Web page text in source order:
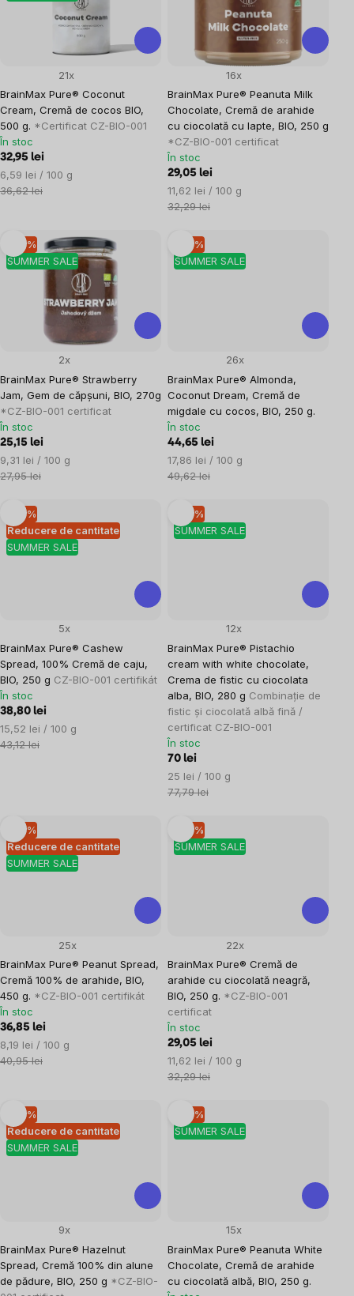
BrainMax Pure® Coconut
Cream, Cremă de cocos BIO,
500 g. *Certificat CZ-BIO-001
21x
În stoc
32,95 lei
Evaluare
preţ:
6,59 lei / 100 g
36,62 lei
BrainMax Pure® Peanuta Milk
Chocolate, Cremă de arahide
cu ciocolată cu lapte, BIO, 250 g
*CZ-BIO-001 certificat
16x
În stoc
29,05 lei
Evaluare
preţ:
11,62 lei / 100 g
32,29 lei
SUMMER SALE
–10 %
BrainMax Pure® Strawberry
Jam, Gem de căpșuni, BIO, 270g
*CZ-BIO-001 certificat
2x
În stoc
25,15 lei
Evaluare
preţ:
9,31 lei / 100 g
27,95 lei
SUMMER SALE
–10 %
BrainMax Pure® Almonda,
Coconut Dream, Cremă de
migdale cu cocos, BIO, 250 g.
26x
În stoc
44,65 lei
Evaluare
preţ:
17,86 lei / 100 g
49,62 lei
Reducere de cantitate
SUMMER SALE
–10 %
BrainMax Pure® Cashew
Spread, 100% Cremă de caju,
BIO, 250 g CZ-BIO-001 certifikát
5x
În stoc
38,80 lei
Evaluare
preţ:
15,52 lei / 100 g
43,12 lei
SUMMER SALE
–10 %
BrainMax Pure® Pistachio
cream with white chocolate,
Crema de fistic cu ciocolata
alba, BIO, 280 g Combinație de
fistic și ciocolată albă fină /
certificat CZ-BIO-001
12x
În stoc
70 lei
Evaluare
preţ:
25 lei / 100 g
77,79 lei
Reducere de cantitate
SUMMER SALE
–10 %
BrainMax Pure® Peanut Spread,
Cremă 100% de arahide, BIO,
450 g. *CZ-BIO-001 certifikát
25x
În stoc
36,85 lei
Evaluare
preţ:
8,19 lei / 100 g
40,95 lei
SUMMER SALE
–10 %
BrainMax Pure® Cremă de
arahide cu ciocolată neagră,
BIO, 250 g. *CZ-BIO-001
certificat
22x
În stoc
29,05 lei
Evaluare
preţ:
11,62 lei / 100 g
32,29 lei
Reducere de cantitate
SUMMER SALE
–10 %
BrainMax Pure® Hazelnut
Spread, Cremă 100% din alune
de pădure, BIO, 250 g *CZ-BIO-
9x
SUMMER SALE
–10 %
BrainMax Pure® Peanuta White
Chocolate, Cremă de arahide
cu ciocolată albă, BIO, 250 g.
15x